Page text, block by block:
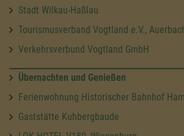
Stadt Wilkau-Haßlau
Tourismusverband Vogtland e.V.,
Verkehrsverbund Vogtland GmbH
Übernachten und Genießen
Ferienwohnung Historischer Bahnhof
Gaststätte Kuhbergbaude